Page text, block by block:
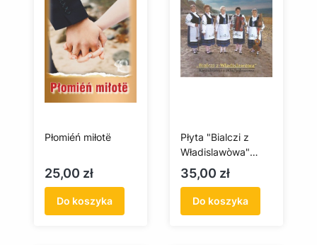
Płomiéń miłotë
Cena
25,00 zł
Do koszyka
Płyta "Bialczi z
Władislawòwa"
Kaszubianki z
Władysławowa
Cena
35,00 zł
Do koszyka